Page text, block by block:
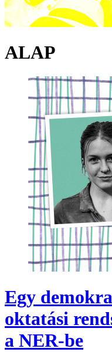
ALAP
Egy
oktatási
a NER-be